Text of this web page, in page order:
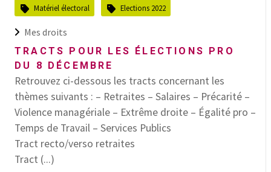
Matériel électoral Elections 2022
Mes droits
TRACTS POUR LES ÉLECTIONS PRO
DU 8 DÉCEMBRE
Retrouvez ci-dessous les tracts concernant les
thèmes suivants : – Retraites – Salaires – Précarité –
Violence managériale – Extrême droite – Égalité pro –
Temps de Travail – Services Publics
Tract recto/verso retraites
Tract (...)